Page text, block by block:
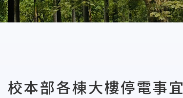
校本部各棟大樓停電事宜